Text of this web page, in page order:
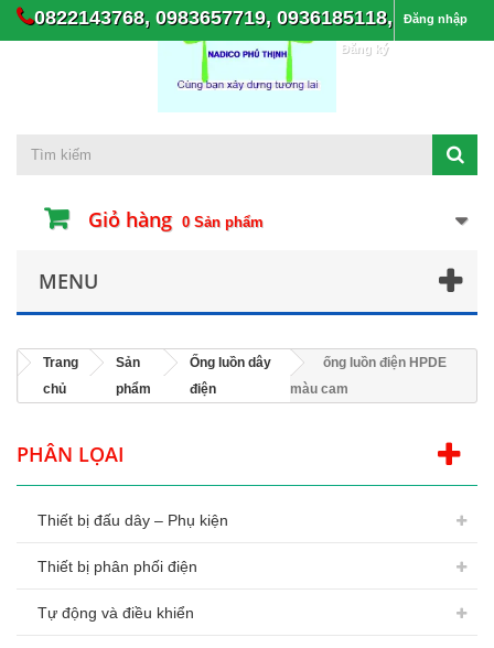
0822143768, 0983657719, 0936185118, Đăng nhập
Đăng ký
Giỏ hàng 0 Sản phẩm
MENU
Trang
chủ
Sản
phẩm
Ống luồn dây
điện
ống luồn điện HPDE
màu cam
PHÂN LỌAI
Thiết bị đấu dây – Phụ kiện
Thiết bị phân phối điện
Tự động và điều khiển